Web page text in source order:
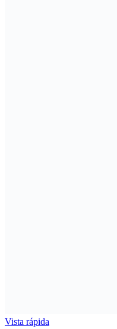
Vista rápida